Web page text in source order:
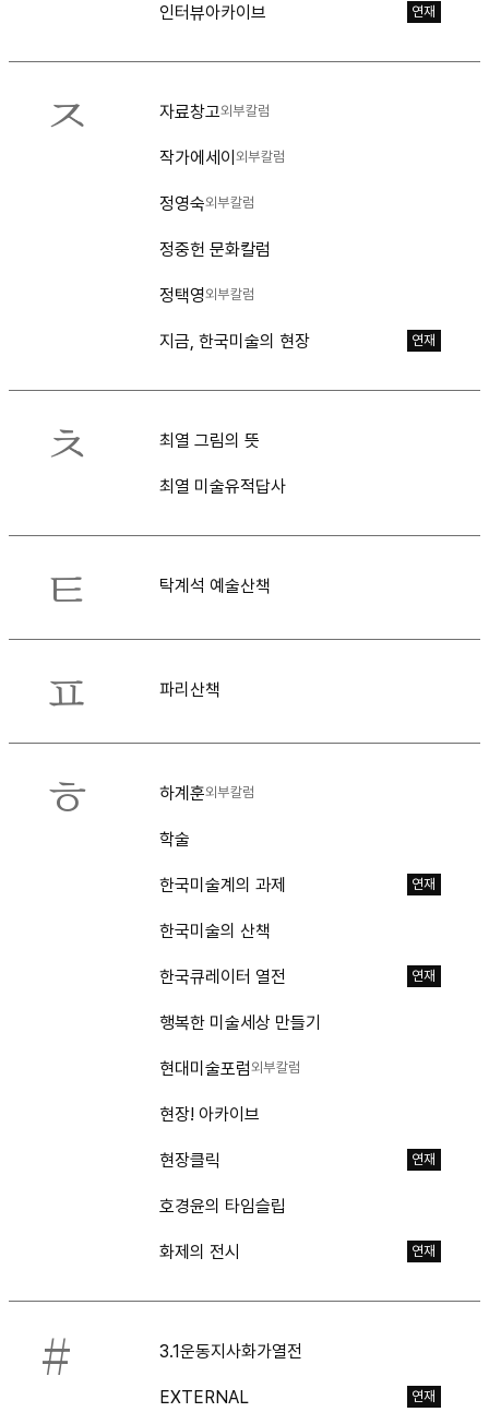
인터뷰아카이브 연재
ㅈ 자료창고외부칼럼
작가에세이 외부칼럼
정영숙외부칼럼
정중헌 문화칼럼
정택영외부칼럼
지금, 한국미술의 현장 연재
ㅊ 최열 그림의 뜻
최열 미술유적답사
ㅌ 탁계석 예술산책
ㅍ 파리산책
ㅎ 하계훈외부칼럼
학술
한국미술계의 과제 연재
한국미술의 산책
한국큐레이터 열전 연재
행복한 미술세상 만들기
현대미술포럼외부칼럼
현장! 아카이브
현장클릭 연재
호경윤의 타임슬립
화제의 전시 연재
# 3.1운동지사화가열전
EXTERNAL 연재